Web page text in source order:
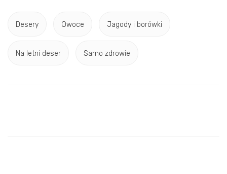
Desery Owoce Jagody i borówki
Na letni deser Samo zdrowie